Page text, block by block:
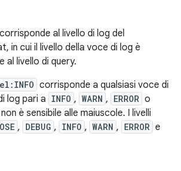
corrisponde al livello di log del
in cui il livello della voce di log è
al livello di query.
corrisponde a qualsiasi voce di
log pari a INFO , WARN , ERROR o
è sensibile alle maiuscole. I livelli
, DEBUG , INFO , WARN , ERROR e